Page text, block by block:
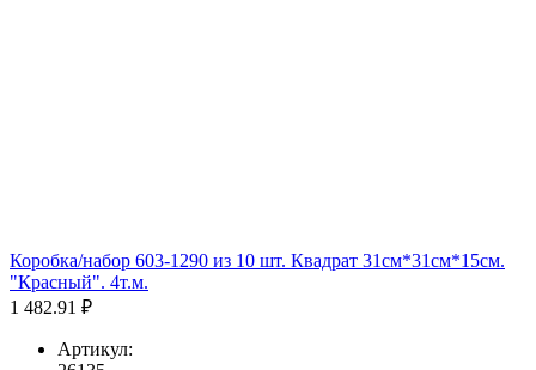
Коробка/набор 603-1290 из 10 шт. Квадрат 31см*31см*15см.
"Красный". 4т.м.
1 482.91 ₽
Артикул: